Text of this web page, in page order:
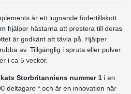
är ett lugnande fodertillskott
hjälper hästarna att prestera till deras
är godkänt att tävla på. Hjälper
av. Tillgänglig i spruta eller pulver
i ca 5 veckor.
Storbritanniens nummer 1 i en
deltagare * och är en innovation när